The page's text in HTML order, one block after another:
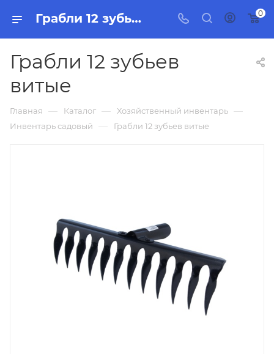
Грабли 12 зубьев витые, бытовая химия, товары для уборки для дома и офиса. 0
Грабли 12 зубьев
витые
Главная — Каталог — Хозяйственный инвентарь —
Инвентарь садовый — Грабли 12 зубьев витые